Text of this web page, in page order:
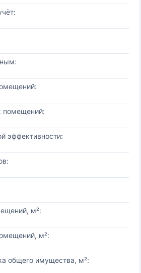
помещений:
эффективности:
м²:
м²:
общего имущества, м²: